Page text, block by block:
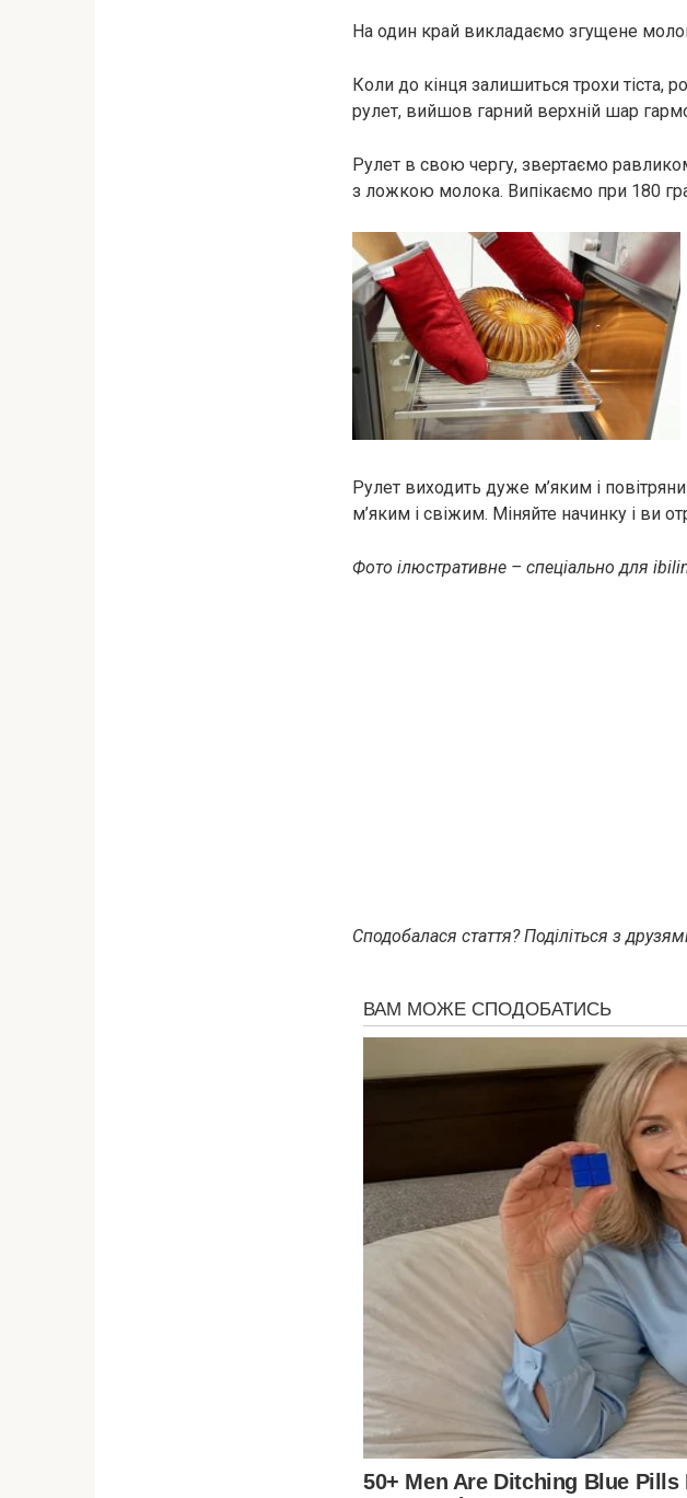
На один край викладаємо згущене
Коли до кінця залишиться трохи тіста,
рулет, вийшов гарний верхній шар
Рулет в свою чергу, звертаємо
з ложкою молока. Випікаємо при 180
Рулет виходить дуже м’яким і
м’яким і свіжим. Міняйте начинку і ви
Фото ілюстративне – спеціально для
Сподобалася стаття? Поділіться з